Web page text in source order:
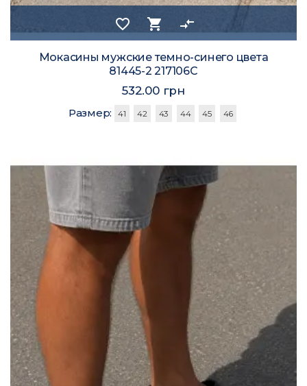
favorite_border shopping_cart compare_arrows
Мокасины мужские темно-синего цвета
81445-2 217106C
532.00 грн
Размер: 41 42 43 44 45 46